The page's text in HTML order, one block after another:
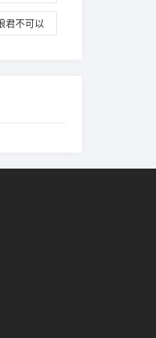
君不可以